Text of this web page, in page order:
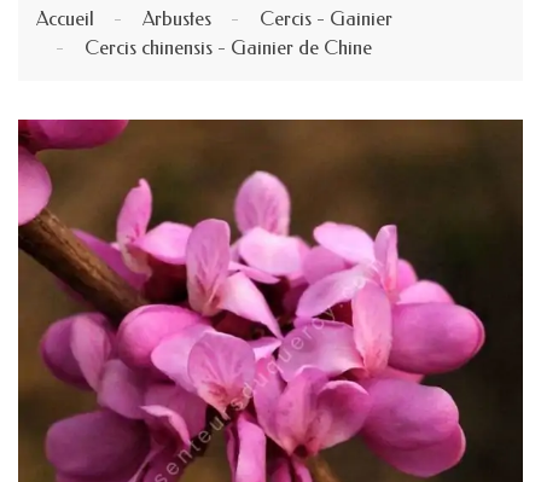
Accueil Arbustes
Cercis - Gainier
Cercis chinensis - Gainier de Chine